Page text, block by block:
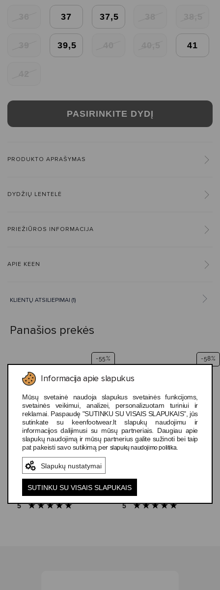
Informacija apie slapukus
Mūsų svetainė naudoja slapukus svetainės funkcijoms,
svetainės veikimui, analizei, personalizuotam turiniui ir
reklamai. Paspaudę "SUTINKU SU VISAIS SLAPUKAIS", jūs
sutinkate su keenfootwear.lt slapukų naudojimu ir
informacijos dalijimusi su mūsų partneriais. Daugiau apie
slapukų naudojimą ir mūsų partnerius galite sužinoti bei taip
pat pakeisti savo sutikimą per slapukų naudojimo politika
Slapukų nustatymai
SUTINKU SU VISAIS SLAPUKAIS
37 37,5
39,5 41
PASIRINKITE DYDĮ
PRODUKTO APRAŠYMAS
DYDŽIŲ LENTELĖ
PRIEŽIŪROS INFORMACIJA
APIE KEEN
KLIENTŲ ATSILIEPIMAI (1)
Panašios prekės
-55%
VASARAI
6 spalvų
Keen Astoria West
Sandal Women's
49,99 €
5
-58%
TOP
8 spalvų
Keen Newport H2
49,99 €
5